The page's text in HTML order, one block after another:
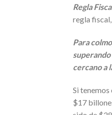
Regla
regla
Para
superando
cercano a
Si
$17